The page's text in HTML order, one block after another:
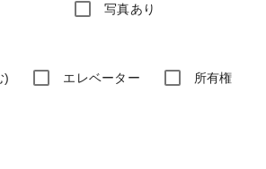
写真あり
) エレベーター 所有権